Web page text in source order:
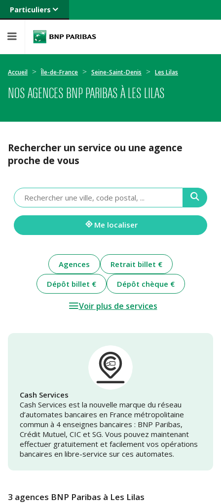
Particuliers
Banque privée
Entreprises
Accueil Île-de-France Seine-Saint-Denis Les Lilas
NOS AGENCES BNP PARIBAS À LES LILAS
Rechercher un service ou une agence
proche de vous
Veuillez
renseigner
une
adresse
Me localiser
Agences
Retrait billet €
Dépôt billet €
Dépôt chèque €
Voir plus de services
Cash Services
Cash Services est la nouvelle marque du réseau
d’automates bancaires en France métropolitaine
commun à 4 enseignes bancaires : BNP Paribas,
Crédit Mutuel, CIC et SG. Vous pouvez maintenant
effectuer gratuitement et facilement vos opérations
bancaires en libre-service sur ces automates.
3 agences BNP Paribas à Les Lilas